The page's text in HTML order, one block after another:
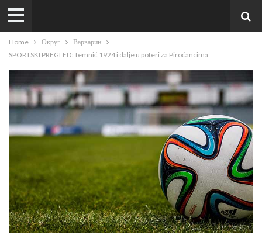
Home Округ
Варварин
SPORTSKI PREGLED: Temnić 1924 i dalje u poteri za Piroćancima